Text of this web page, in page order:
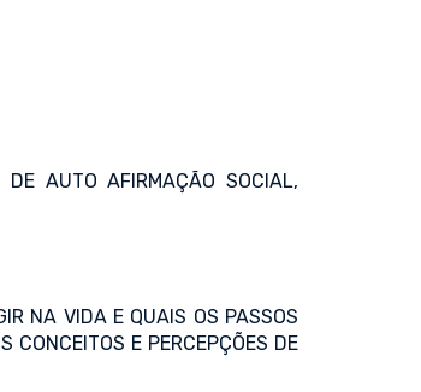
AUTO AFIRMAÇÃO SOCIAL,
NA VIDA E QUAIS OS PASSOS
CONCEITOS E PERCEPÇÕES DE